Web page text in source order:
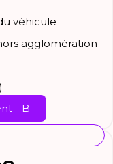
véhicule
agglomération
- B